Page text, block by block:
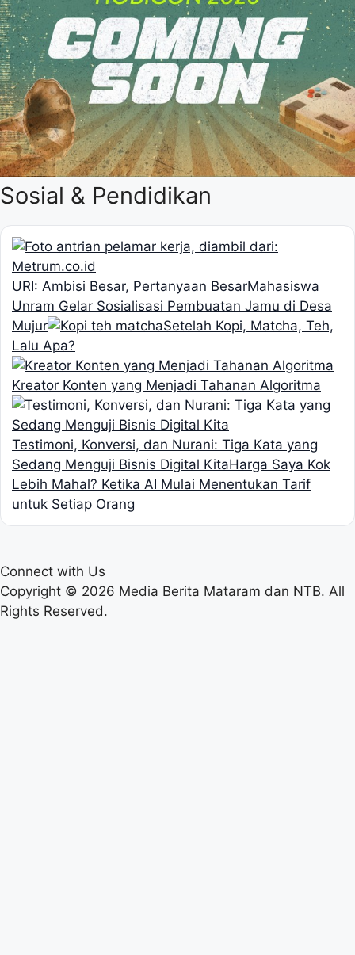
Sosial & Pendidikan
URI: Ambisi Besar, Pertanyaan BesarMahasiswa
Unram Gelar Sosialisasi Pembuatan Jamu di Desa
Mujur
Setelah Kopi, Matcha, Teh,
Lalu Apa?
Kreator Konten yang Menjadi Tahanan Algoritma
Testimoni, Konversi, dan Nurani: Tiga Kata yang
Sedang Menguji Bisnis Digital KitaHarga Saya Kok
Lebih Mahal? Ketika AI Mulai Menentukan Tarif
untuk Setiap Orang
Connect with Us
Copyright © 2026 Media Berita Mataram dan NTB. All
Rights Reserved.